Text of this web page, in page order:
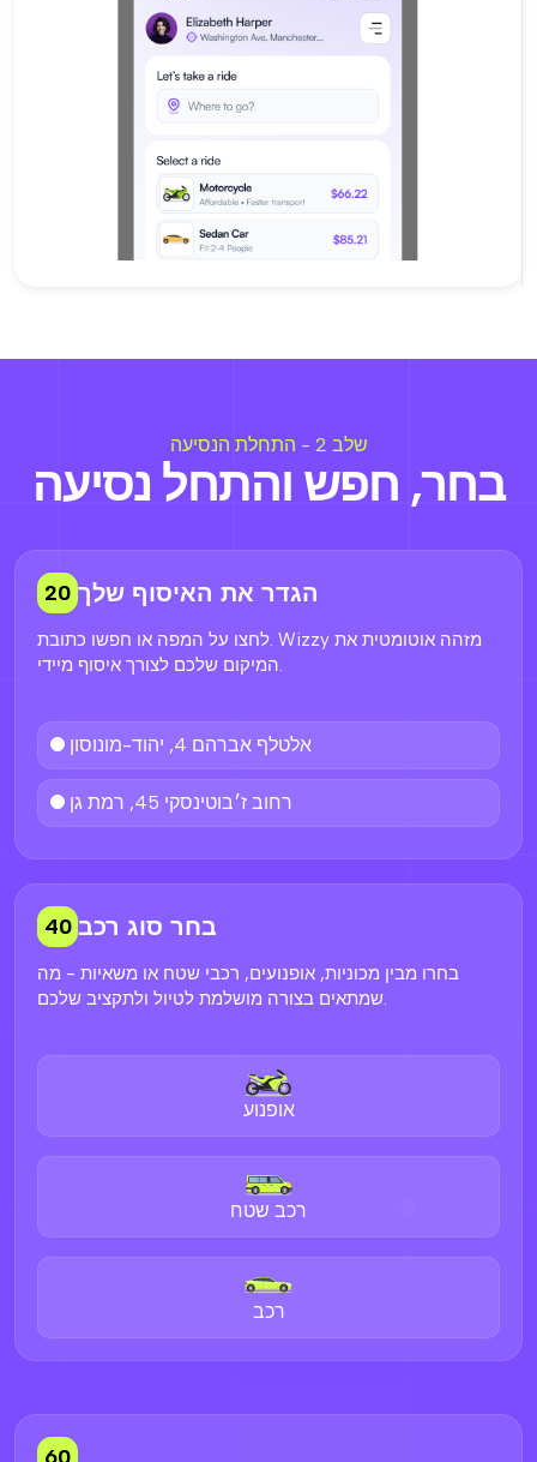
שלב 2 - התחלת הנסיעה
בחר, חפש והתחל נסיעה
20 הגדר את האיסוף שלך
לחצו על המפה או חפשו כתובת. Wizzy מזהה אוטומטית את
אלטלף אברהם 4, יהוד-מונוסון
רחוב ז׳בוטינסקי 45, רמת גן
40 בחר סוג רכב
בחרו מבין מכוניות, אופנועים, רכבי שטח או משאיות - מה
אופנוע
רכב שטח
רכב